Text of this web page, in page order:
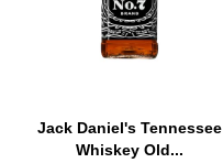
Jack Daniel's Tennessee
Whiskey Old...